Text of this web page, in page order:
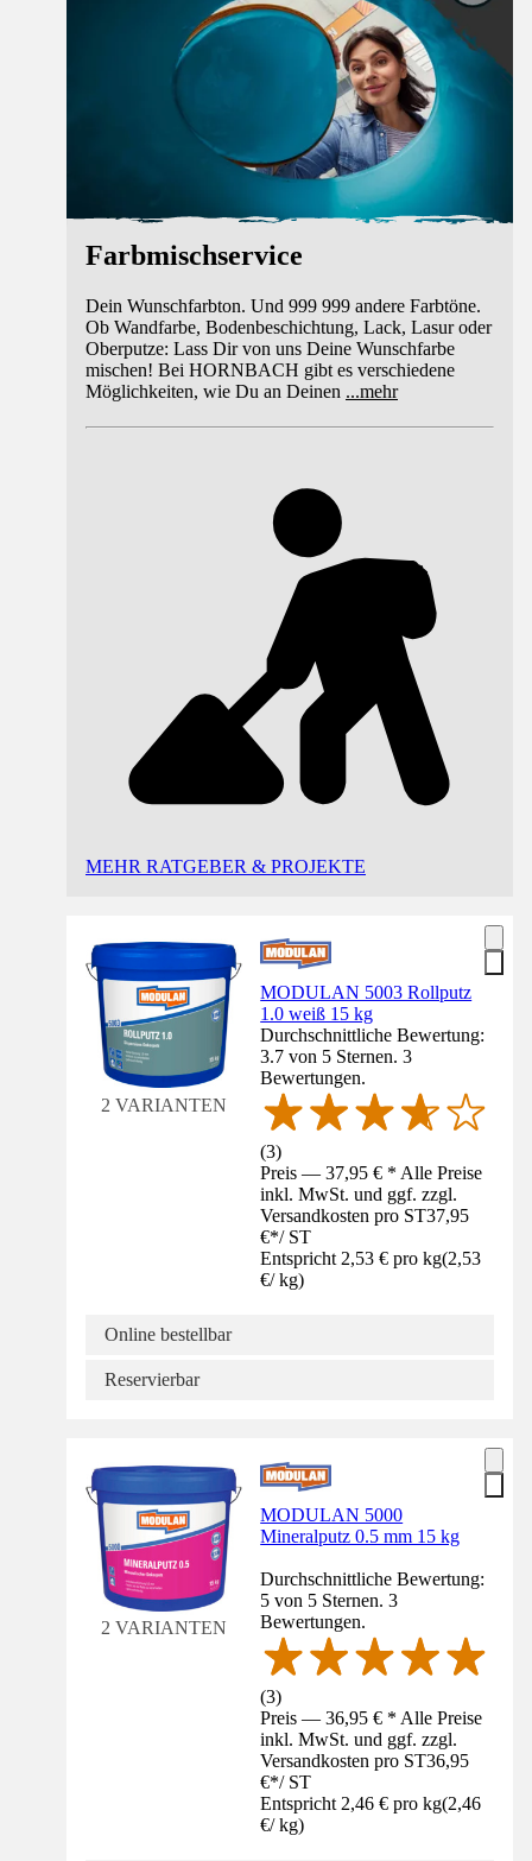
Farbmischservice
Dein Wunschfarbton. Und 999 999 andere Farbtöne.
Ob Wandfarbe, Bodenbeschichtung, Lack, Lasur oder
Oberputze: Lass Dir von uns Deine Wunschfarbe
mischen! Bei HORNBACH gibt es verschiedene
Möglichkeiten, wie Du an Deinen ...mehr
MEHR RATGEBER & PROJEKTE
2 VARIANTEN
MODULAN 5003 Rollputz
1.0 weiß 15 kg
Durchschnittliche Bewertung:
3.7 von 5 Sternen. 3
Bewertungen.
(3)
Preis — 37,95 € * Alle Preise
inkl. MwSt. und ggf. zzgl.
Versandkosten pro ST37,95
€*/ ST
Entspricht 2,53 € pro kg(2,53
€/ kg)
Online bestellbar
Reservierbar
2 VARIANTEN
MODULAN 5000
Mineralputz 0.5 mm 15 kg
Durchschnittliche Bewertung:
5 von 5 Sternen. 3
Bewertungen.
(3)
Preis — 36,95 € * Alle Preise
inkl. MwSt. und ggf. zzgl.
Versandkosten pro ST36,95
€*/ ST
Entspricht 2,46 € pro kg(2,46
€/ kg)